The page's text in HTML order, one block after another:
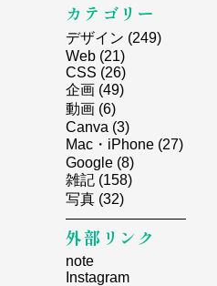
カテゴリー
デザイン (249)
Web (21)
CSS (26)
企画 (49)
動画 (6)
Canva (3)
Mac・iPhone (27)
Google (8)
雑記 (158)
写真 (32)
外部リンク
note
Instagram